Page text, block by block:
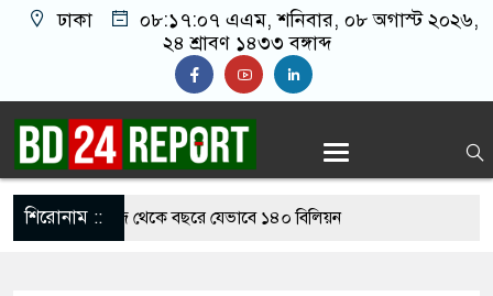
ঢাকা ০৮:১৭:০৮ এএম, শনিবার, ০৮ অগাস্ট ২০২৬,
২৪ শ্রাবণ ১৪৩৩ বঙ্গাব্দ
শিরোনাম ::
করেও হরমুজ থেকে বছরে যেভাবে ১৪০ বিলিয়ন